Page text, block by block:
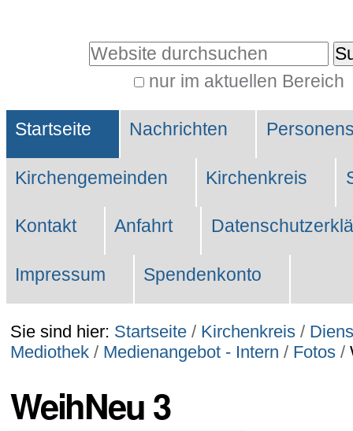
Direkt
zur
Navigation
Website durchsuchen
nur im aktuellen Bereich
Suche…
Sektionen
Startseite Nachrichten
Kirchengemeinden Kirchenkreis
Kontakt Anfahrt
Impressum Spendenkonto
Sie sind hier: Startseite / Kirchenkreis /
Mediothek / Medienangebot - Intern / Fotos /
WeihNeu 3